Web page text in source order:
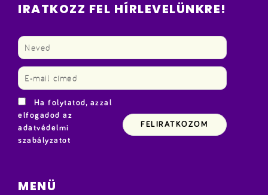
IRATKOZZ FEL HÍRLEVELÜNKRE!
Ha folytatod, azzal
elfogadod az
adatvédelmi
szabályzatot
MENÜ